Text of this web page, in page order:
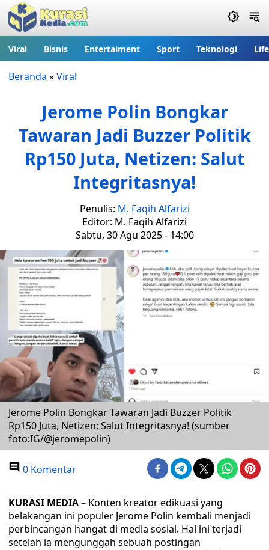
Viral Bisnis Entertaiment Sport Teknologi
Beranda »Viral
Jerome Polin Bongkar
Tawaran Jadi Buzzer Politik
Rp150 Juta, Netizen: Salut
Integritasnya!
Penulis: M. Faqih Alfarizi
Editor: M. Faqih Alfarizi
Sabtu, 30 Agu 2025 - 14:00
Jerome Polin Bongkar Tawaran Jadi Buzzer Politik
Rp150 Juta, Netizen: Salut Integritasnya! (sumber
foto:IG/@jeromepolin)
0 Komentar
KURASI MEDIA – Konten kreator edikuasi yang
belakangan ini populer Jerome Polin kembali menjadi
perbincangan hangat di media sosial. Hal ini terjadi
setelah ia mengunggah sebuah postingan